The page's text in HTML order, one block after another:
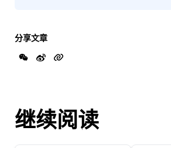
分享文章
继续阅读